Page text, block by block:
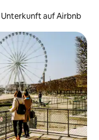
Unterkunft auf Airbnb